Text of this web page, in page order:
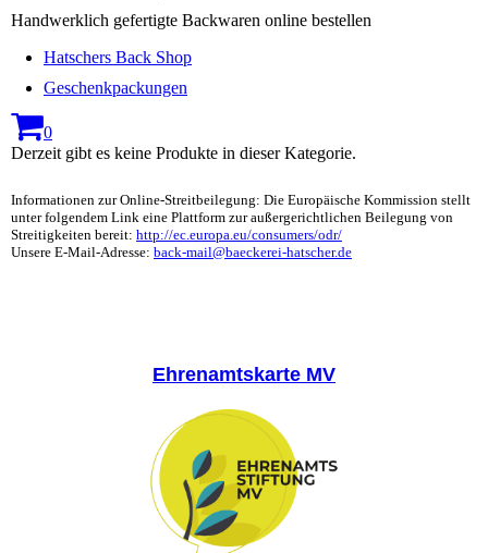
Handwerklich gefertigte Backwaren online bestellen
Hatschers Back Shop
Geschenkpackungen
0
Derzeit gibt es keine Produkte in dieser Kategorie.
Informationen zur Online-Streitbeilegung: Die Europäische Kommission stellt
unter folgendem Link eine Plattform zur außergerichtlichen Beilegung von
Streitigkeiten bereit: http://ec.europa.eu/consumers/odr/
Unsere E-Mail-Adresse: back-mail@baeckerei-hatscher.de
Ehrenamtskarte MV